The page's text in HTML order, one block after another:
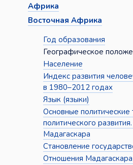
Африка
Восточная Африка
Год образования
Географическое
Население
Индекс развития
в 1980–2012 годах
Язык (языки)
Основные политические
политического
Мадагаскара
Становление
Отношения